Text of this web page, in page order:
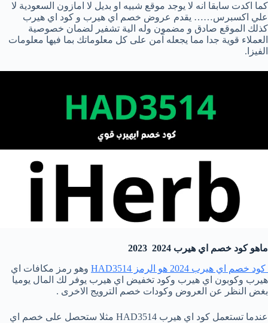
كما اكدت سابقا انه لا يوجد موقع شبيه او بديل لا امازون السعودية لا
علي اكسبرس…… يقدم عروض خصم اي هيرب و كود اي هيرب
كذلك الموقع صادق و مضمون وله الية تشفير لضمان خصوصية
العملاء قوية جدا مما يجعله آمن على كل معلوماتك بما فيها معلومات
الفيزا.
ماهو كود خصم اي هيرب 2024 2023
كود خصم اي هيرب 2024 هو الرمز HAD3514
وهو رمز مكافات اي
هيرب وكوبون اي هيرب وكود تخفيض اي هيرب يوفر لك المال يوميا
بغض النظر عن العروض وكودات خصم الترويج الاخرى .
عندما تستعمل كود اي هيرب HAD3514 مثلا ستحصل على خصم اي